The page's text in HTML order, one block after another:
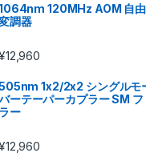
120MHz AOM 自
調器
12,960
1x2/2x2 シングルモ
ーテーパーカプラー SM
ラー
12,960